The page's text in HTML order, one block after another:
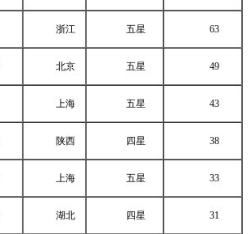
浙江 五星 63
北京 五星 49
上海 五星 43
陕西 四星 38
上海 五星 33
湖北 四星 31